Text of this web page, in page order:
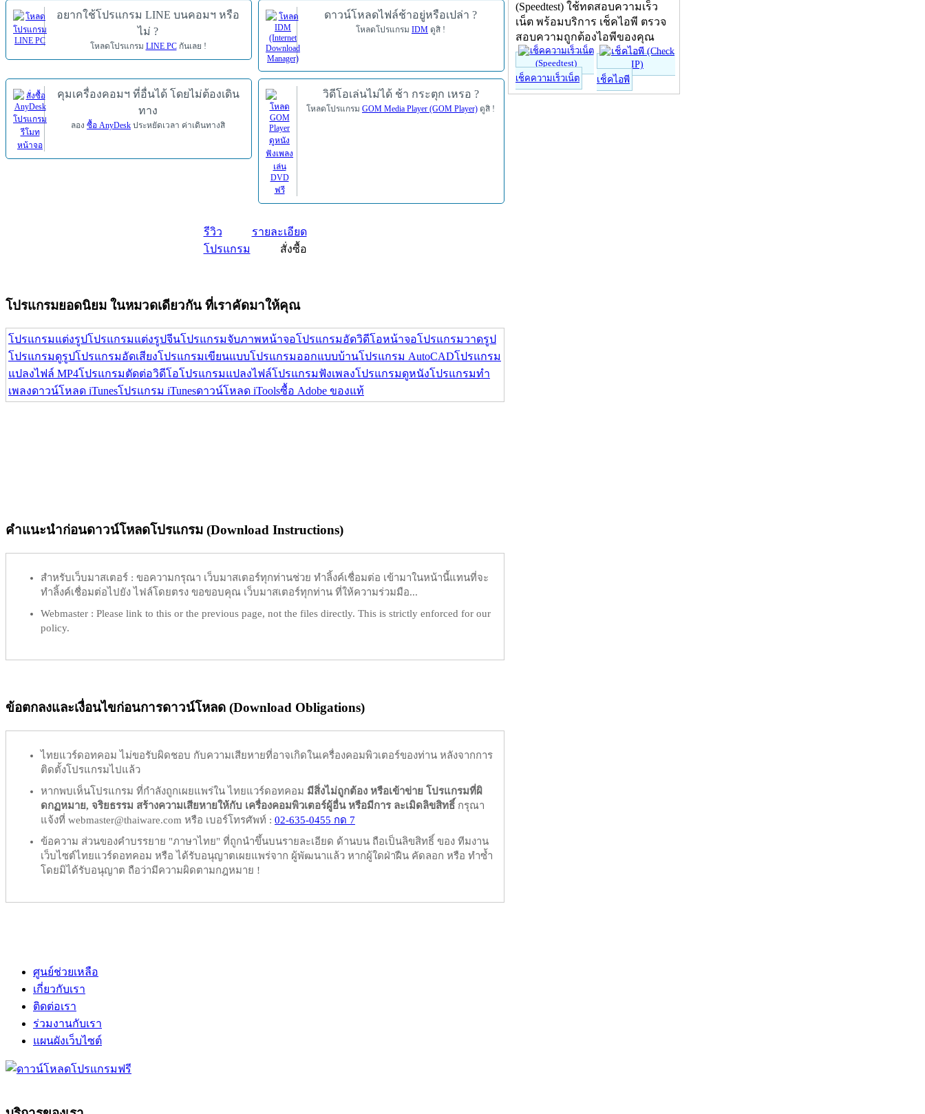
อยากใช้โปรแกรม LINE บนคอมฯ หรือ
ไม่ ?
โหลดโปรแกรม LINE PCกันเลย !
ดาวน์โหลดไฟล์ช้าอยู่หรือเปล่า ?
โหลดโปรแกรม IDM ดูสิ !
คุมเครื่องคอมฯ ที่อื่นได้ โดยไม่ต้องเดิน
ทาง
ลอง ซื้อ AnyDesk ประหยัดเวลา ค่าเดินทางสิ
วิดีโอเล่นไม่ได้ ช้า กระตุก เหรอ ?
โหลดโปรแกรม GOM Media Player (GOM Player) ดูสิ !
รีวิว
รายละเอียด
โปรแกรม
สั่งซื้อ
โปรแกรมยอดนิยม ในหมวดเดียวกัน ที่เราคัดมาให้คุณ
โปรแกรมแต่งรูปโปรแกรมแต่งรูปจีนโปรแกรมจับภาพหน้าจอโปรแกรมอัดวิดีโอหน้าจอโปรแกรมวาดรูป
โปรแกรมดูรูปโปรแกรมอัดเสียงโปรแกรมเขียนแบบโปรแกรมออกแบบบ้านโปรแกรม AutoCADโปรแกรม
แปลงไฟล์ MP4โปรแกรมตัดต่อวิดีโอโปรแกรมแปลงไฟล์โปรแกรมฟังเพลงโปรแกรมดูหนังโปรแกรมทำ
เพลงดาวน์โหลด iTunesโปรแกรม iTunesดาวน์โหลด iToolsซื้อ Adobe ของแท้
คำแนะนำก่อนดาวน์โหลดโปรแกรม (Download Instructions)
สำหรับเว็บมาสเตอร์ : ขอความกรุณา เว็บมาสเตอร์ทุกท่านช่วย ทำลิ้งค์เชื่อมต่อ เข้ามาในหน้านี้แทนที่จะ
ทำลิ้งค์เชื่อมต่อไปยัง ไฟล์โดยตรง ขอขอบคุณ เว็บมาสเตอร์ทุกท่าน ที่ให้ความร่วมมือ...
Webmaster : Please link to this or the previous page, not the files directly. This is strictly enforced for our
policy.
ข้อตกลงและเงื่อนไขก่อนการดาวน์โหลด (Download Obligations)
ไทยแวร์ดอทคอม ไม่ขอรับผิดชอบ กับความเสียหายที่อาจเกิดในเครื่องคอมพิวเตอร์ของท่าน หลังจากการ
ติดตั้งโปรแกรมไปแล้ว
หากพบเห็นโปรแกรม ที่กำลังถูกเผยแพร่ใน ไทยแวร์ดอทคอม มีสิ่งไม่ถูกต้อง หรือเข้าข่าย โปรแกรมที่ผิ
ดกฏหมาย, จริยธรรม สร้างความเสียหายให้กับ เครื่องคอมพิวเตอร์ผู้อื่น หรือมีการ ละเมิดลิขสิทธิ์ กรุณา
แจ้งที่ webmaster@thaiware.com หรือ เบอร์โทรศัพท์ : 02-635-0455 กด 7
ข้อความ ส่วนของคำบรรยาย "ภาษาไทย" ที่ถูกนำขึ้นบนรายละเอียด ด้านบน ถือเป็นลิขสิทธิ์ ของ ทีมงาน
เว็บไซต์ไทยแวร์ดอทคอม หรือ ได้รับอนุญาตเผยแพร่จาก ผู้พัฒนาแล้ว หากผู้ใดฝ่าฝืน คัดลอก หรือ ทำซ้ำ
โดยมิได้รับอนุญาต ถือว่ามีความผิดตามกฎหมาย !
(Speedtest) ใช้ทดสอบความเร็ว
เน็ต พร้อมบริการ เช็คไอพี ตรวจ
สอบความถูกต้องไอพีของคุณ
เช็คความเร็วเน็ต เช็คไอพี
ศูนย์ช่วยเหลือ
เกี่ยวกับเรา
ติดต่อเรา
ร่วมงานกับเรา
แผนผังเว็บไซต์